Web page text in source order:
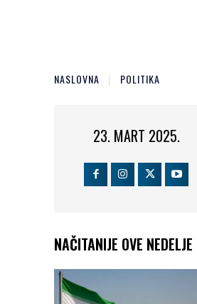
NASLOVNA POLITIKA
23. MART 2025.
NAČITANIJE OVE NEDELJE